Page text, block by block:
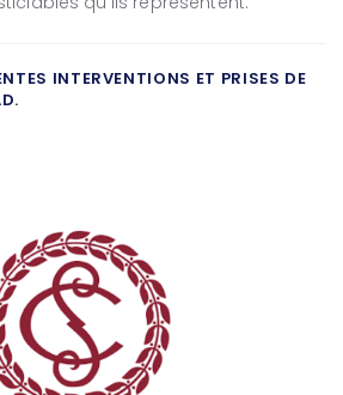
INTERVENTIONS ET PRISES DE